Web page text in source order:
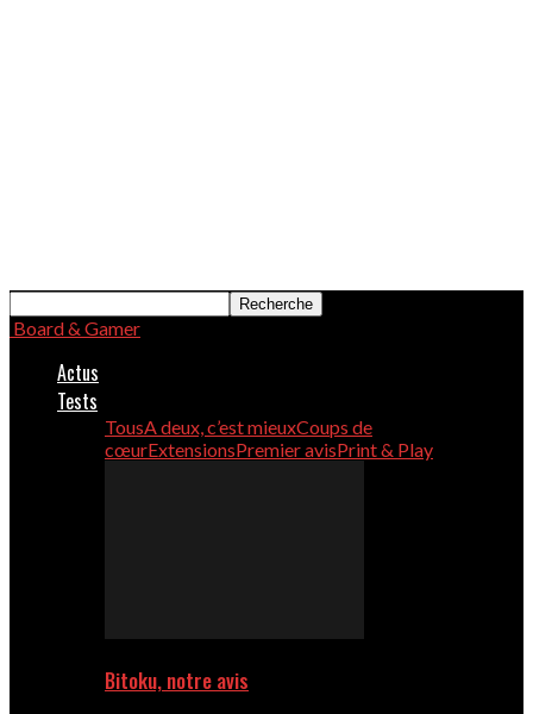
Board & Gamer
Actus
Tests
TousA deux, c’est mieuxCoups de
cœurExtensionsPremier avisPrint & Play
Bitoku, notre avis